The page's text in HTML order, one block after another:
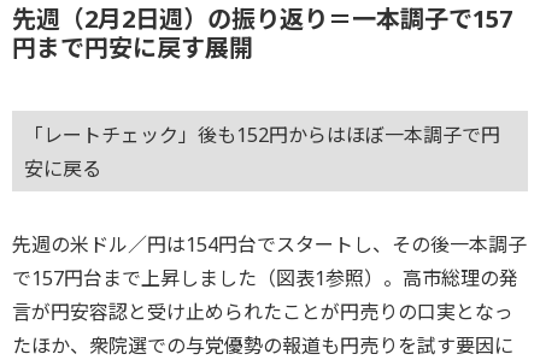
先週（2月2日週）の振り返り＝一本調子で157
円まで円安に戻す展開
「レートチェック」後も152円からはほぼ一本調子で円
安に戻る
先週の米ドル／円は154円台でスタートし、その後一本調子
で157円台まで上昇しました（図表1参照）。高市総理の発
言が円安容認と受け止められたことが円売りの口実となっ
たほか、衆院選での与党優勢の報道も円売りを試す要因に